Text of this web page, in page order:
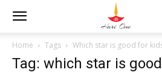
Home Tags Which star is good for
Tag: which star is